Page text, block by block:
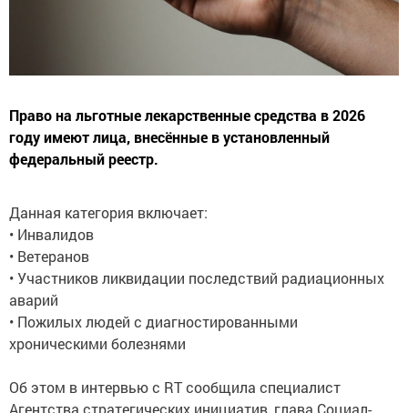
Право на льготные лекарственные средства в 2026
году имеют лица, внесённые в установленный
федеральный реестр.
Данная категория включает:
• Инвалидов
• Ветеранов
• Участников ликвидации последствий радиационных
аварий
• Пожилых людей с диагностированными
хроническими болезнями
Об этом в интервью с RT сообщила специалист
Агентства стратегических инициатив, глава Социал-